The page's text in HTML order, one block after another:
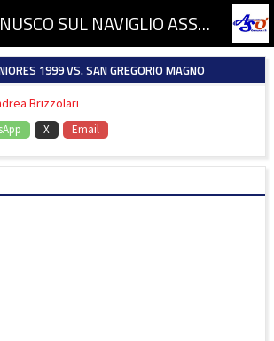
ASO CERNUSCO SUL NAVIGLIO ASSOCIAZIONE SPORTIVA DILETTANTISTICA
1999 VS. SAN GREGORIO MAGNO
Brizzolari
X Email